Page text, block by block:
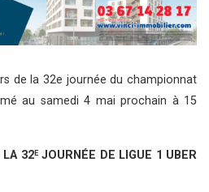
de la 32e journée du championnat
au samedi 4 mai prochain à 15
LA 32EJOURNÉE DE LIGUE 1 UBER